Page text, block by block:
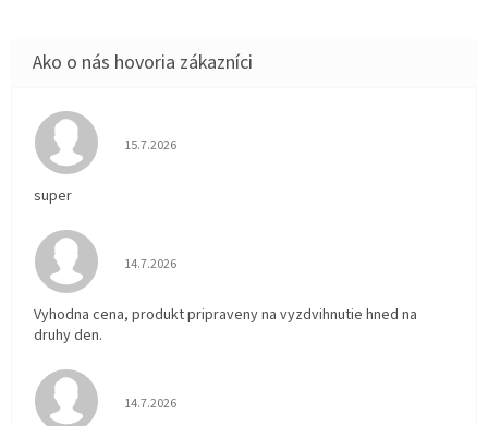
Hodnotenie obchodu je 5 z 5 hviezdičiek.
15.7.2026
super
Hodnotenie obchodu je 5 z 5 hviezdičiek.
14.7.2026
Vyhodna cena, produkt pripraveny na vyzdvihnutie hned na
druhy den.
Hodnotenie obchodu je 5 z 5 hviezdičiek.
14.7.2026